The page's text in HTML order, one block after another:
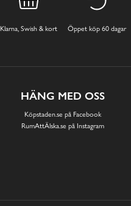
Klarna, Swish & kort Öppet köp 60 dagar
HÄNG MED OSS
Köpstaden.se på Facebook
RumAttÄlska.se på Instagram